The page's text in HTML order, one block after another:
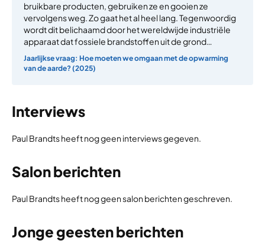
bruikbare producten, gebruiken ze en gooien ze
vervolgens weg. Zo gaat het al heel lang. Tegenwoordig
wordt dit belichaamd door het wereldwijde industriële
apparaat dat fossiele brandstoffen uit de grond…
Jaarlijkse vraag: Hoe moeten we omgaan met de opwarming
van de aarde? (2025)
Interviews
Paul Brandts heeft nog geen interviews gegeven.
Salon berichten
Paul Brandts heeft nog geen salon berichten geschreven.
Jonge geesten berichten